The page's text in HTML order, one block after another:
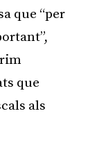
que “per
que
als